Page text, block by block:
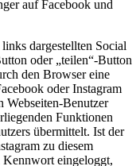
auf Facebook und
dargestellten Social
oder „teilen“-Button
den Browser eine
oder Instagram
Webseiten-Benutzer
Funktionen
übermittelt. Ist der
zu diesem
Kennwort eingeloggt,